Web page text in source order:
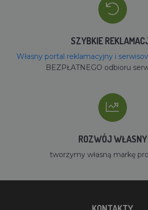
SZYBKIE
Własny portal reklamacyjny i
BEZPŁATNEGO odbioru
ROZWÓJ WŁASNY
tworzymy własną markę